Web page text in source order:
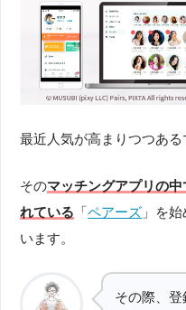
最近人気が高まりつつある
そのマッチングアプリの
れている 「ペアーズ 」を
います。
その際、